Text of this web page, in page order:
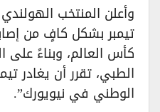
وأعلن المنتخب
تيمبر بشكل كافٍ من
كأس العالم، وبناءً على
الطبي، تقرر أن يغادر
الوطني في نيويورك”.